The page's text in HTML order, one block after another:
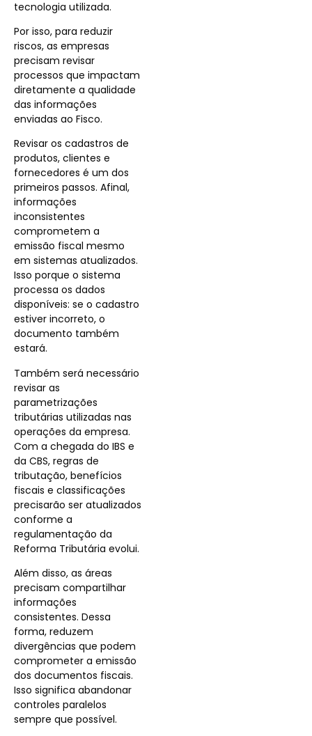
tecnologia utilizada.
Por isso, para reduzir
riscos, as empresas
precisam revisar
processos que impactam
diretamente a qualidade
das informações
enviadas ao Fisco.
Revisar os cadastros de
produtos, clientes e
fornecedores é um dos
primeiros passos. Afinal,
informações
inconsistentes
comprometem a
emissão fiscal mesmo
em sistemas atualizados.
Isso porque o sistema
processa os dados
disponíveis: se o cadastro
estiver incorreto, o
documento também
estará.
Também será necessário
revisar as
parametrizações
tributárias utilizadas nas
operações da empresa.
Com a chegada do IBS e
da CBS, regras de
tributação, benefícios
fiscais e classificações
precisarão ser atualizados
conforme a
regulamentação da
Reforma Tributária evolui.
Além disso, as áreas
precisam compartilhar
informações
consistentes. Dessa
forma, reduzem
divergências que podem
comprometer a emissão
dos documentos fiscais.
Isso significa abandonar
controles paralelos
sempre que possível.